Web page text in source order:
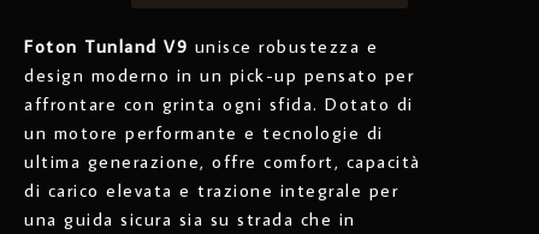
Foton Tunland V9 unisce robustezza e
design moderno in un pick-up pensato per
affrontare con grinta ogni sfida. Dotato di
un motore performante e tecnologie di
ultima generazione, offre comfort, capacità
di carico elevata e trazione integrale per
una guida sicura sia su strada che in